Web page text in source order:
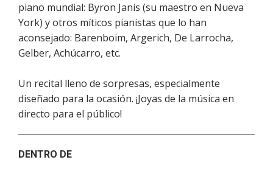
piano mundial: Byron Janis (su maestro en Nueva
York) y otros míticos pianistas que lo han
aconsejado: Barenboim, Argerich, De Larrocha,
Gelber, Achúcarro, etc.
Un recital lleno de sorpresas, especialmente
diseñado para la ocasión. ¡Joyas de la música en
directo para el público!
DENTRO DE